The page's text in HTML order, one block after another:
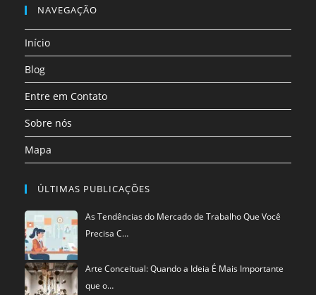
aba
aba
em
uma
nova
aba
NAVEGAÇÃO
Início
Blog
Entre em Contato
Sobre nós
Mapa
ÚLTIMAS PUBLICAÇÕES
As Tendências do Mercado de Trabalho Que Você
Precisa C…
Arte Conceitual: Quando a Ideia É Mais Importante
que o…